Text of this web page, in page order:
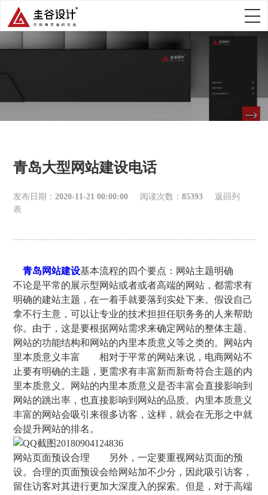
青岛大型网站建设电话
发布日期：2020-11-21 00:00:00 阅读次数：85393
返回列
表
青岛网站建设基本流程的四个要点：网站主题明确
不论是平常的展示型网站或者或者高端的网站，都需求有
明确的建站主题，在一着手就要落到实处下来。假设自己
拿不行主意，可以让专业的技术担担任职务务的人来帮助
你。由于，这是要根据网站需求来确定网站的整体主题、
网站的功能结构和网站的内里本质意义等之类的。网站内
里本质意义丰富 相对于平常的网站来说，电商网站不
止要有明确的主题，更需求有丰富新而新奇符合主题的内
里本质意义。网站的内里本质意义是否丰富会直接影响到
网站的跳出率，也直接影响到网站的品质。内里本质意义
丰富的网站会吸引来很多访客，这样，就会在无形之中就
会提升网站的排名。
网站页面预设合理 另外，一定要重视网站页面的预
设。合理的页面预设会给网站加不少分，因此吸引访客，
留住访客对其进行更加大深度入的探索。但是，对于高端